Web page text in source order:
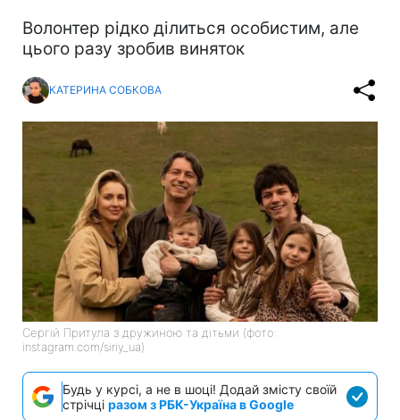
Волонтер рідко ділиться особистим, але
цього разу зробив виняток
КАТЕРИНА СОБКОВА
Сергій Притула з дружиною та дітьми (фото:
instagram.com/siriy_ua)
Будь у курсі, а не в шоці! Додай змісту своїй
стрічці разом з РБК-Україна в Google